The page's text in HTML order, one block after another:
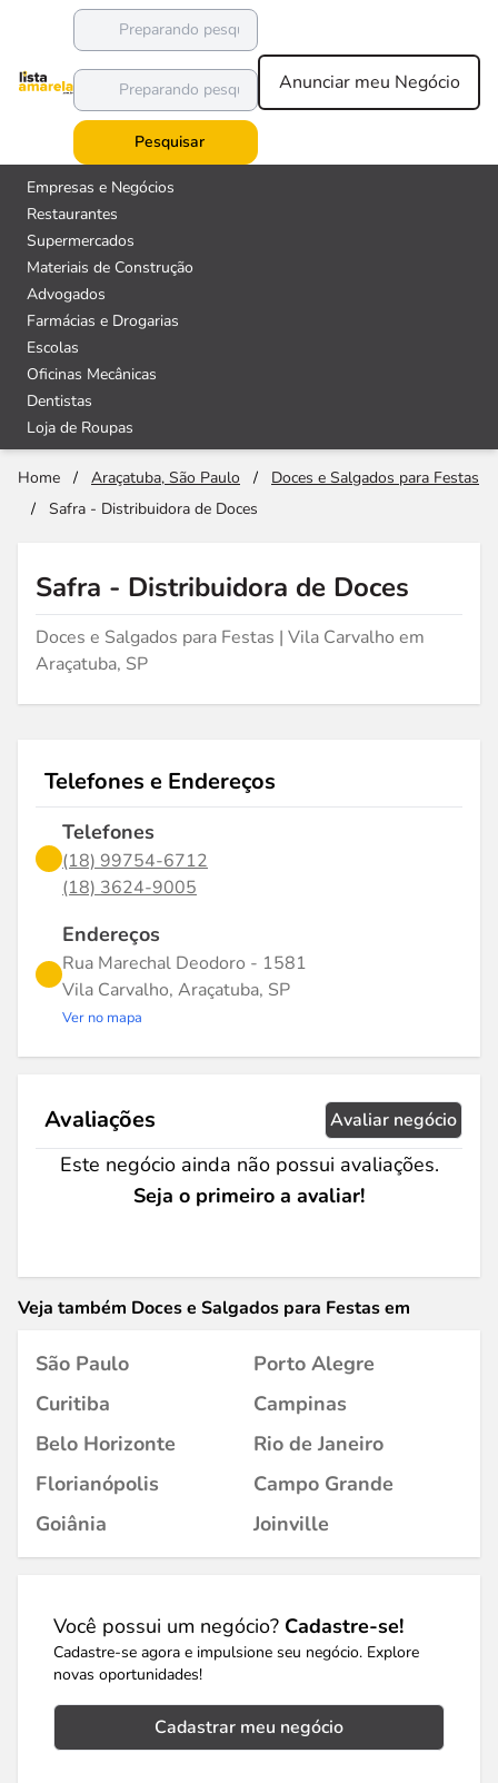
Pesquisar
Anunciar meu Negócio
Empresas e Negócios
Restaurantes
Supermercados
Materiais de Construção
Advogados
Farmácias e Drogarias
Escolas
Oficinas Mecânicas
Dentistas
Loja de Roupas
Home / Araçatuba, São Paulo /
Doces e Salgados para Festas
/
Safra - Distribuidora de Doces
Safra - Distribuidora de Doces
Doces e Salgados para Festas | Vila Carvalho em
Araçatuba, SP
Telefones e Endereços
Telefones
(18) 99754-6712
(18) 3624-9005
Endereços
Rua Marechal Deodoro - 1581
Vila Carvalho, Araçatuba, SP
Ver no mapa
Avaliações Avaliar negócio
Este negócio ainda não possui avaliações.
Seja o primeiro a avaliar!
Veja também Doces e Salgados para Festas em
São Paulo
Porto Alegre
Curitiba
Campinas
Belo Horizonte
Rio de Janeiro
Florianópolis
Campo Grande
Goiânia
Joinville
Você possui um negócio? Cadastre-se!
Cadastre-se agora e impulsione seu negócio. Explore
novas oportunidades!
Cadastrar meu negócio